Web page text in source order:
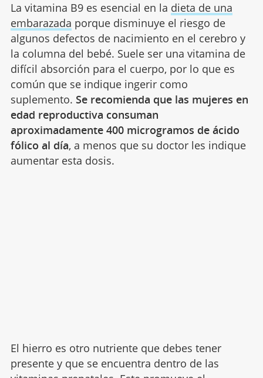
La vitamina B9 es esencial en la dieta de una
embarazada porque disminuye el riesgo de
algunos defectos de nacimiento en el cerebro y
la columna del bebé. Suele ser una vitamina de
difícil absorción para el cuerpo, por lo que es
común que se indique ingerir como
suplemento. Se recomienda que las mujeres en
edad reproductiva consuman
aproximadamente 400 microgramos de ácido
fólico al día, a menos que su doctor les indique
aumentar esta dosis.
El hierro es otro nutriente que debes tener
presente y que se encuentra dentro de las